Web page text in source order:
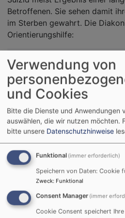
Betroffenen. Sie sehen damit
im Sterben gewahrt. Die
Orientierungshilfe:
Ein Mensch, der die
hat, seinem Leben assistiert
stellt dahinter eine
anderen Menschen zurück,
Er verzichtet auf die
Lebenskonzepten, die
und damit auf
Entsprechend unterschiedlich
das Angebot zur Hilfe beim
individuellen Faktoren
Prozess, bei dem Vertraute der
wie Palliativ-Ärzte sowie
gefragt sind.
Verwendung von
und Cookies
Bitte die Dienste und Anwendungen
auswählen, die wir nutzen möchten.
bitte unsere Datenschutzhinweise
Funktional (immer erforderlich)
Speichern von Daten: Cookie
Zweck: Funktional
Consent Manager (immer
Cookie Consent speichert